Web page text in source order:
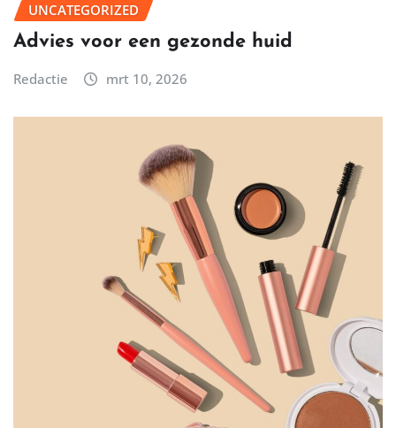
UNCATEGORIZED
Advies voor een gezonde huid
Redactie mrt 10, 2026